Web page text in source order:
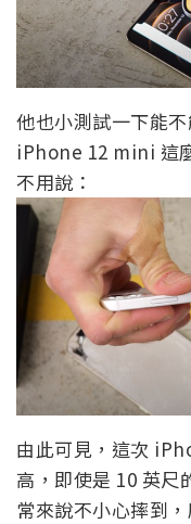
他也小測試一下能
iPhone 12 mini 這
不用說：
由此可見，這次
高，即使是 10 英尺
常來說不小心摔到